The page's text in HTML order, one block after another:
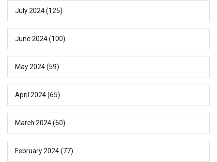
July 2024(125)
June 2024(100)
May 2024(59)
April 2024(65)
March 2024(60)
February 2024(77)